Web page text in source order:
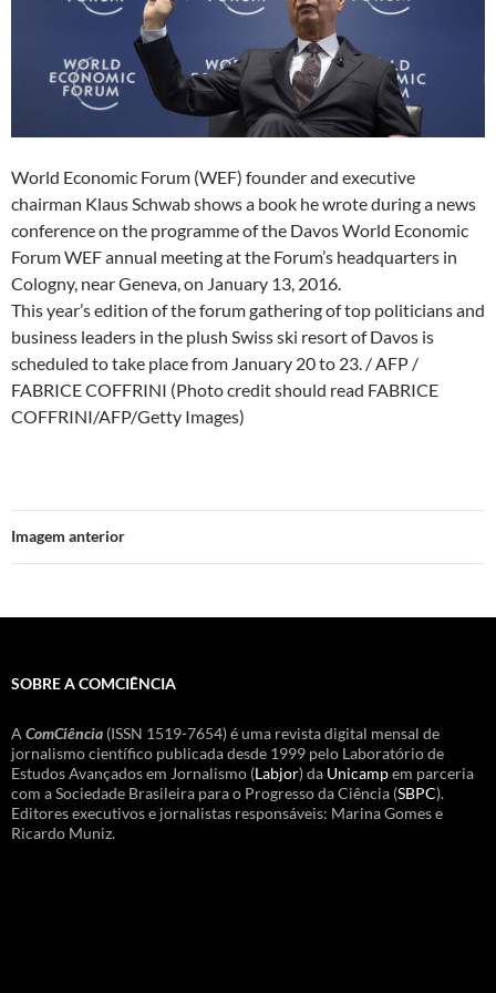
World Economic Forum (WEF) founder and executive
chairman Klaus Schwab shows a book he wrote during a news
conference on the programme of the Davos World Economic
Forum WEF annual meeting at the Forum’s headquarters in
Cologny, near Geneva, on January 13, 2016.
This year’s edition of the forum gathering of top politicians and
business leaders in the plush Swiss ski resort of Davos is
scheduled to take place from January 20 to 23. / AFP /
FABRICE COFFRINI (Photo credit should read FABRICE
COFFRINI/AFP/Getty Images)
Imagem anterior
SOBRE A COMCIÊNCIA
A ComCiência (ISSN 1519-7654) é uma revista digital mensal de
jornalismo científico publicada desde 1999 pelo Laboratório de
Estudos Avançados em Jornalismo (Labjor) da Unicampem parceria
com a Sociedade Brasileira para o Progresso da Ciência (SBPC).
Editores executivos e jornalistas responsáveis: Marina Gomes e
Ricardo Muniz.